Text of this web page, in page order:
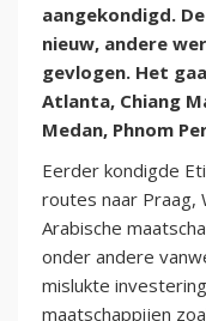
aangekondigd.
nieuw, andere
gevlogen. Het
Atlanta, Chiang
Medan, Phnom
Eerder kondigde
routes naar Praag,
Arabische
onder andere
mislukte
maatschappijen